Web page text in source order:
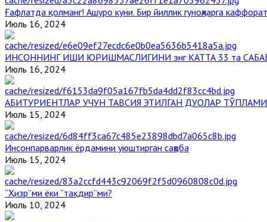
Ғафлатда қолманг! Ашуро куни. Бир йиллик гуноҳларга
Июль 16, 2024
ИНСОННИНГ ИШИ ЮРИШМАСЛИГИНИ энг КАТТА 33 та
Июль 16, 2024
АБИТУРИЕНТЛАР УЧУН ТАВСИЯ ЭТИЛГАН ДУОЛАР ТЎПЛАМИ
Июль 15, 2024
Инсонпарварлик ёрдамини уюштирган саҳоба
Июль 15, 2024
“Ҳизр”ми ёки “тақдир”ми?
Июль 10, 2024